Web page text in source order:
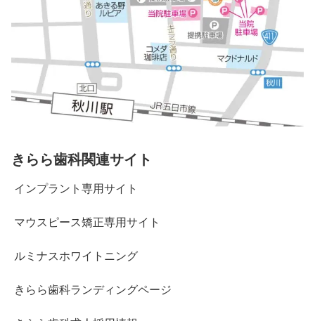
きらら歯科関連サイト
インプラント専用サイト
マウスピース矯正専用サイト
ルミナスホワイトニング
きらら歯科ランディングページ